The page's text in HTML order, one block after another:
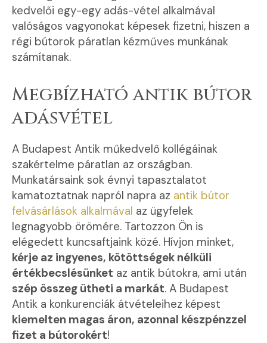
kedvelői egy-egy adás-vétel alkalmával
valóságos vagyonokat képesek fizetni, hiszen a
régi bútorok páratlan kézműves munkának
számítanak.
Megbízható antik bútor
adásvétel
A Budapest Antik műkedvelő kollégáinak
szakértelme páratlan az országban.
Munkatársaink sok évnyi tapasztalatot
kamatoztatnak napról napra az antik bútor
felvásárlások alkalmával az ügyfelek
legnagyobb örömére. Tartozzon Ön is
elégedett kuncsaftjaink közé. Hívjon minket,
kérje az ingyenes, kötöttségek nélküli
értékbecslésünket az antik bútokra, ami után
szép összeg ütheti a markát. A Budapest
Antik a konkurenciák átvételeihez képest
kiemelten magas áron, azonnal készpénzzel
fizet a bútorokért!